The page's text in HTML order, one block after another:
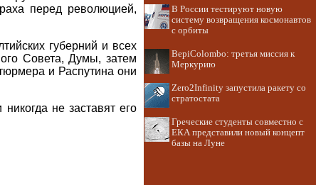
перед революцией,
губерний и всех
Совета, Думы, затем
и Распутина они
не заставят его
В России тестируют новую
систему возвращения космонавтов
с орбиты
BepiColombo: третья миссия к
Меркурию
Zero2Infinity запустила ракету со
стратостата
Греческие студенты совместно с
ЕКА представили новый концепт
базы на Луне